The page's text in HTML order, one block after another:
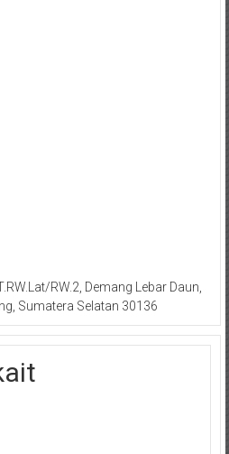
RW.2, Demang Lebar Daun,
Sumatera Selatan 30136